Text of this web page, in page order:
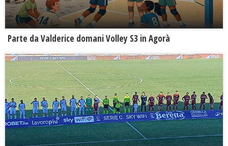
Parte da Valderice domani Volley S3 in Agorà